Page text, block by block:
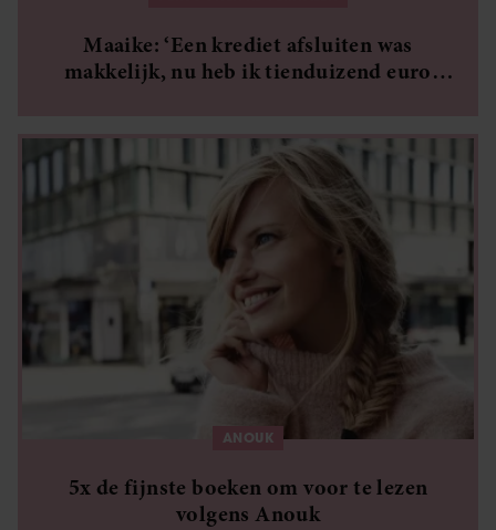
Maaike: ‘Een krediet afsluiten was
makkelijk, nu heb ik tienduizend euro
ANOUK
5x de fijnste boeken om voor te lezen
volgens Anouk